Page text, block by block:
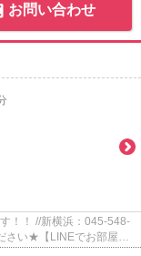
お問い合わせ
！！ //新横浜：045-548-
さい★【LINEでお部屋探